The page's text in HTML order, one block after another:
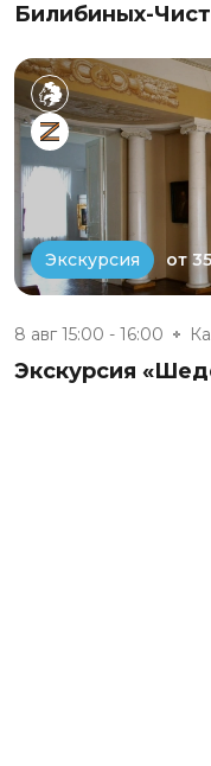
Билибиных-
Экскурсия от
8 авг 15:00 - 16:00
Экскурсия